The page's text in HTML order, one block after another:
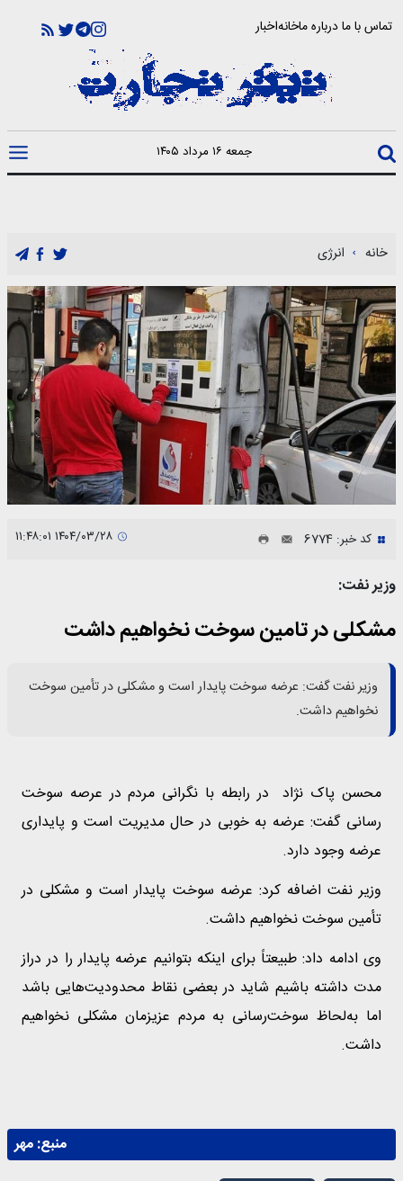
تماس با مادرباره ماخانهاخبار
جمعه ۱۶ مرداد ۱۴۰۵
خانه انرژی
کد خبر: 6774
وزیر نفت:
مشکلی در تامین سوخت نخواهیم داشت
وزیر نفت گفت: عرضه سوخت پایدار است و مشکلی در تأمین سوخت
نخواهیم داشت.
محسن پاک نژاد در رابطه با نگرانی مردم در عرصه سوخت
رسانی گفت: عرضه به خوبی در حال مدیریت است و پایداری
عرضه وجود دارد.
وزیر نفت اضافه کرد: عرضه سوخت پایدار است و مشکلی در
تأمین سوخت نخواهیم داشت.
وی ادامه داد: طبیعتاً برای اینکه بتوانیم عرضه پایدار را در دراز
مدت داشته باشیم شاید در بعضی نقاط محدودیت‌هایی باشد
اما به‌لحاظ سوخت‌رسانی به مردم عزیزمان مشکلی نخواهیم
داشت.
منبع:مهر